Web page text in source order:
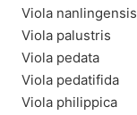
Viola nanlingensis
Viola palustris
Viola pedata
Viola pedatifida
Viola philippica